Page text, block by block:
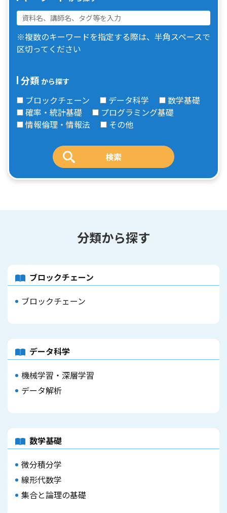
※複数のキーワードを指定する際は、半角スペースで
区切ってください
分類 から探す
ブロックチェーン データ科学
数学基礎
確率・統計基礎
プログラミング基礎
情報倫理・情報法
その他
分類から探す
ブロックチェーン
ブロックチェーン
データ科学
機械学習・深層学習
データ解析
数学基礎
微分積分学
線形代数学
集合と論理の基礎